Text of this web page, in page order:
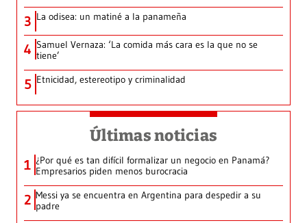
3 La odisea: un matiné a la panameña
4 Samuel Vernaza: ‘La comida más cara es la que no se
tiene’
5 Etnicidad, estereotipo y criminalidad
Últimas noticias
1 ¿Por qué es tan difícil formalizar un negocio en Panamá?
Empresarios piden menos burocracia
2 Messi ya se encuentra en Argentina para despedir a su
padre